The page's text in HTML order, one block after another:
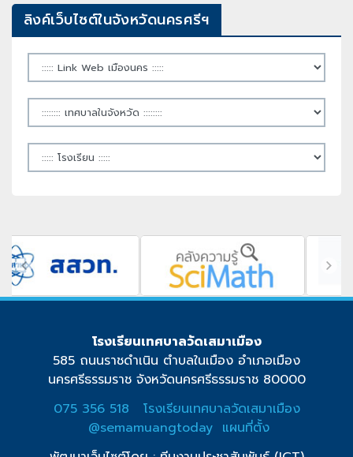
ลิงค์เว็บไซต์ในจังหวัดนครศรีฯ
โรงเรียนเทศบาลวัดเสมาเมือง
585 ถนนราชดำเนิน ตำบลในเมือง อำเภอเมือง
นครศรีธรรมราช จังหวัดนครศรีธรรมราช 80000
075 356 518
โรงเรียนเทศบาลวัดเสมาเมือง
@semamuangtoday แผนที่ตั้ง